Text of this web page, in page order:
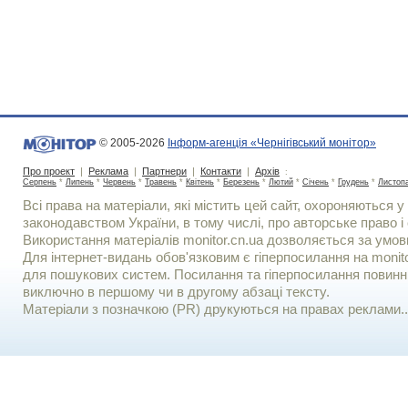
© 2005-2026 Інформ-агенція «Чернігівський монітор»
Про проект | Реклама | Партнери | Контакти | Архів :
Серпень * Липень * Червень * Травень * Квітень * Березень * Лютий * Січень * Грудень *
Всі права на матеріали, які містить цей сайт, охороняються у
законодавством України, в тому числі, про авторське право і
Використання матерiалiв monitor.cn.ua дозволяється за
Для iнтернет-видань обов'язковим є гiперпосилання на
для пошукових систем. Посилання та гіперпосилання
виключно в першому чи в другому абзаці тексту.
Матеріали з позначкою (PR) друкуються на правах реклами..